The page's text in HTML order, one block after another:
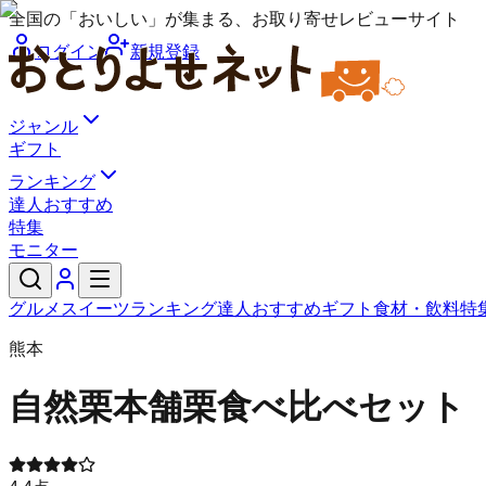
全国の「おいしい」が集まる、お取り寄せレビューサイト
ログイン
新規登録
ジャンル
ギフト
ランキング
達人おすすめ
特集
モニター
グルメ スイーツランキング達人おすすめギフト 食材・飲料特
熊本
自然栗本舗栗食べ比べセット